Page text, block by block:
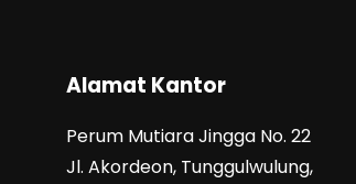
Alamat Kantor
Perum Mutiara Jingga No. 22
Jl. Akordeon, Tunggulwulung,